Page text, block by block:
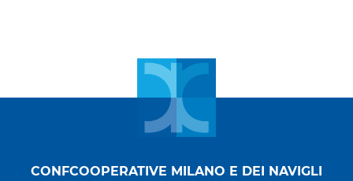
CONFCOOPERATIVE MILANO E DEI NAVIGLI